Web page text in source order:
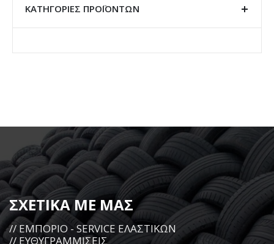
ΚΑΤΗΓΟΡΊΕΣ ΠΡΟΪΌΝΤΩΝ
ΣΧΕΤΙΚΑ ΜΕ ΜΑΣ
// ΕΜΠΟΡΙΟ - SERVICE ΕΛΑΣΤΙΚΩΝ
// ΕΥΘΥΓΡΑΜΜΙΣΕΙΣ